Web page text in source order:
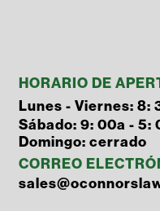
HORARIO DE
Lunes - Viernes: 8:
Sábado: 9: 00a - 5:
Domingo: cerrado
CORREO